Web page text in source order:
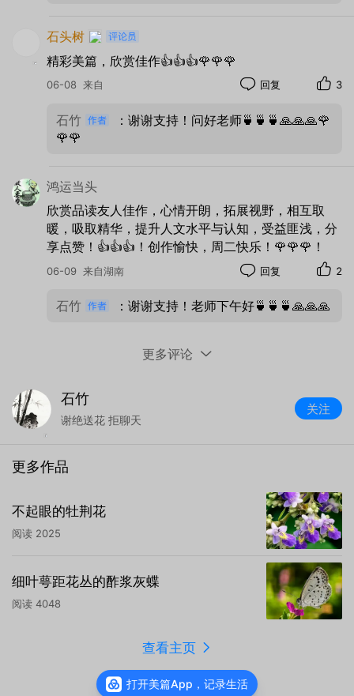
器材： HUAWEI
ELS-AN00
光圈：f/1.9 快门：1/1250
翠芦莉原产墨西哥，属爵床科芦莉草属多年生草
本，如今已是南方园林绿化的常客。它形态辨识度
很高：茎秆呈方形带沟槽，多为红褐色；叶片是狭
长的线状披针形，两两对生，叶色浓绿油亮，新叶
还泛着淡紫红晕。其花，五片花瓣舒展成漏斗状，
有粉嫩、素白的园艺品种。
石头树
精彩美篇，欣赏佳作👍👍👍🌹🌹🌹
06-08 来自 回复 3
石竹
：谢谢支持！问好老师🍵🍵🍵🙏🙏🙏🌹
🌹🌹
鸿运当头
欣赏品读友人佳作，心情开朗，拓展视野，相互取
暖，吸取精华，提升人文水平与认知，受益匪浅，分
享点赞！👍👍👍！创作愉快，周二快乐！🌹🌹🌹！
06-09 来自湖南 回复 2
石竹 ：谢谢支持！老师下午好🍵🍵🍵🙏🙏🙏
更多评论
石竹
谢绝送花 拒聊天
关注
更多作品
不起眼的牡荆花
阅读 2025
细叶萼距花丛的酢浆灰蝶
阅读 4048
查看主页
打开美篇App，记录生活